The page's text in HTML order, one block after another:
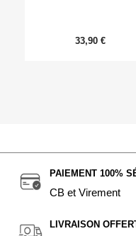
33,90 €
PAIEMENT 100%
CB et Virement
LIVRAISON